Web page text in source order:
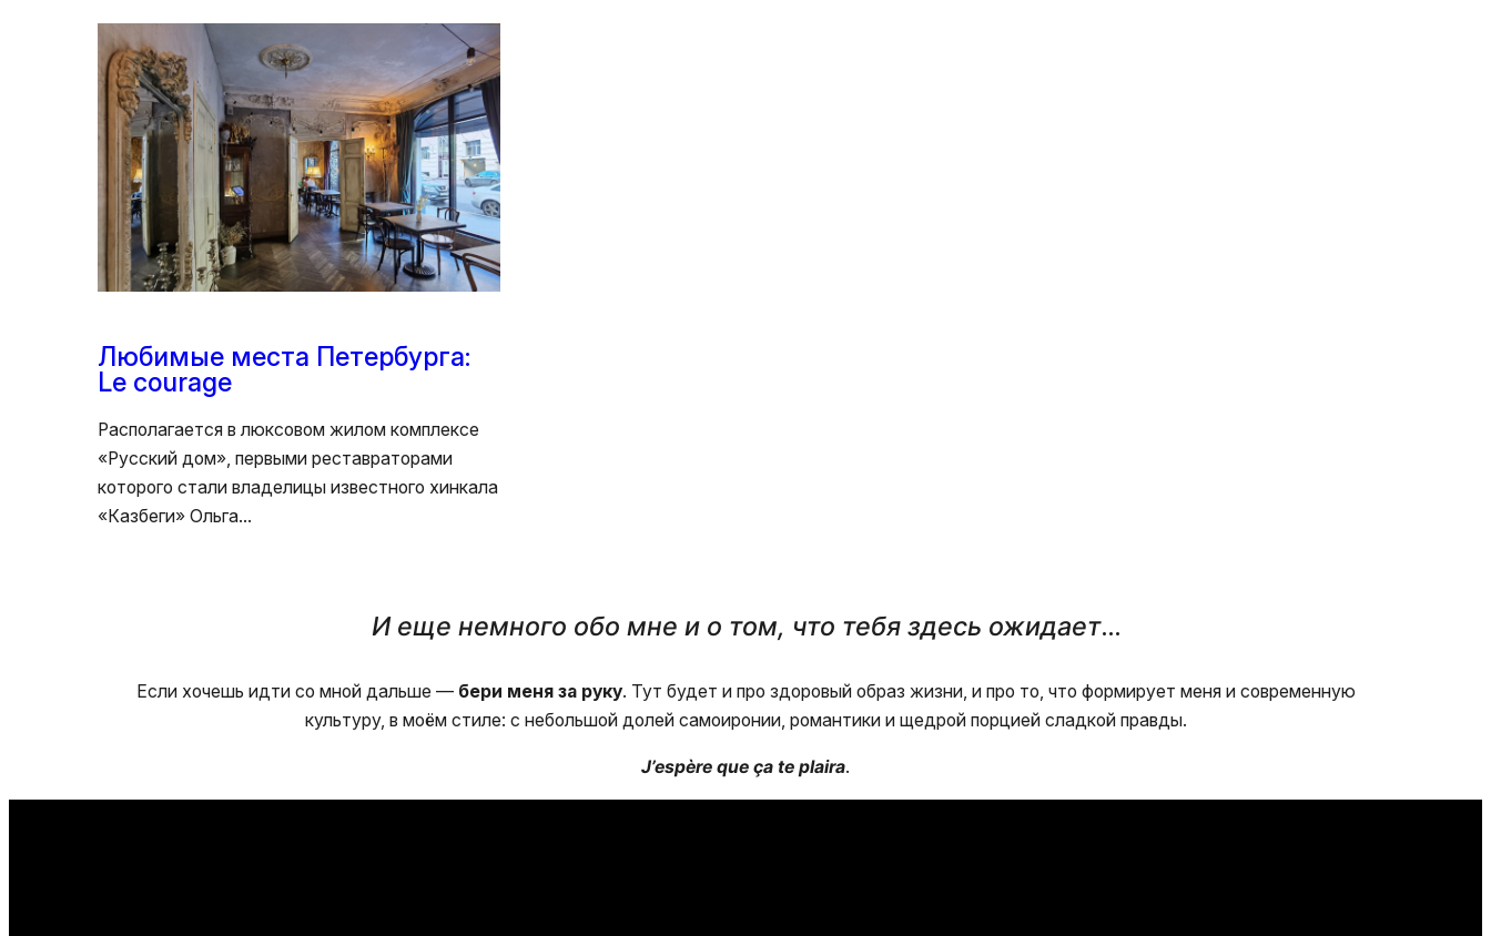
Любимые места Петербурга:
Le courage
Располагается в люксовом жилом комплексе
«Русский дом», первыми реставраторами
которого стали владелицы известного хинкала
«Казбеги» Ольга…
И еще немного обо мне и о том, что тебя здесь ожидает…
Если хочешь идти со мной дальше — бери меня за руку. Тут будет и про здоровый образ жизни, и про то, что формирует меня и современную
культуру, в моём стиле: с небольшой долей самоиронии, романтики и щедрой порцией сладкой правды.
J’espère que ça te plaira.